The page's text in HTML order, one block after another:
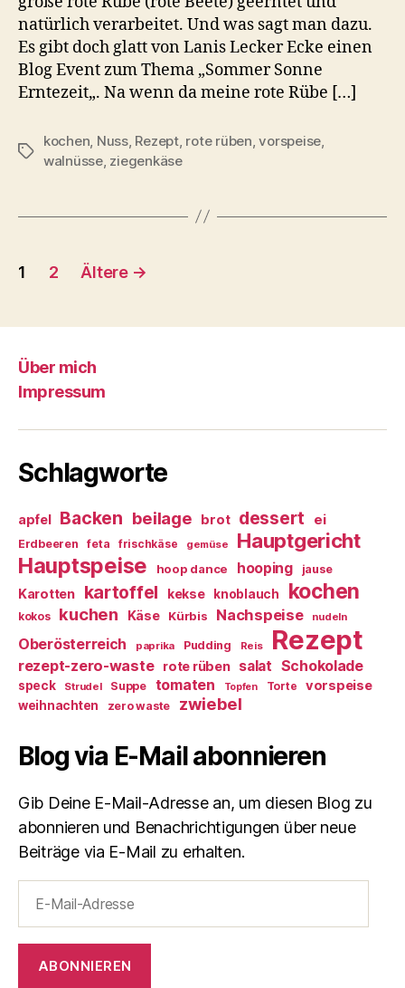
natürlich verarbeitet. Und was sagt man dazu.
Es gibt doch glatt von Lanis Lecker Ecke einen
Blog Event zum Thema „Sommer Sonne
Erntezeit„. Na wenn da meine rote Rübe […]
Schlagwörter
kochen, Nuss, Rezept, rote rüben,vorspeise,
walnüsse, ziegenkäse
Beitragsnavigation
1 2 Ältere →
Über mich
Impressum
Schlagworte
apfel Backen beilage brot dessert ei
Erdbeeren feta frischkäse gemüse Hauptgericht
Hauptspeise hoop dance hooping jause
Karotten kartoffel kekse knoblauch kochen
kokos kuchen Käse Kürbis Nachspeise nudeln
Oberösterreich paprika Pudding Reis Rezept
rezept-zero-waste rote rüben salat Schokolade
speck Strudel Suppe tomaten Topfen Torte vorspeise
weihnachten zero waste zwiebel
Blog via E-Mail abonnieren
Gib Deine E-Mail-Adresse an, um diesen Blog zu
abonnieren und Benachrichtigungen über neue
Beiträge via E-Mail zu erhalten.
Mail-
Adresse
ABONNIEREN